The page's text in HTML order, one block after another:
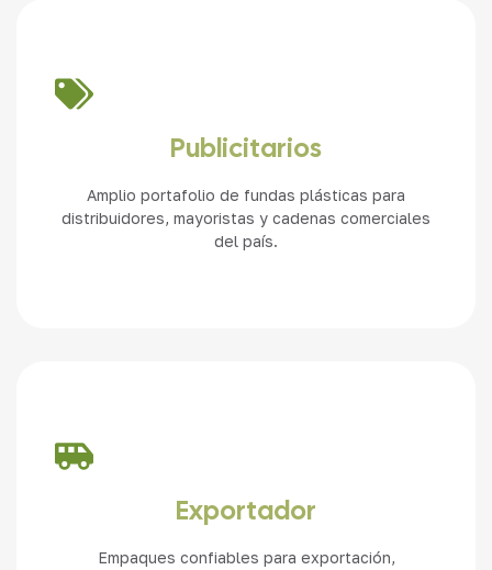
Publicitarios
Amplio portafolio de fundas plásticas para
distribuidores, mayoristas y cadenas comerciales
del país.
Exportador
Empaques confiables para exportación,